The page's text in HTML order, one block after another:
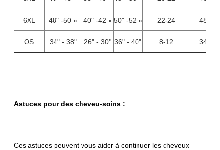
6XL 48" -50 » 40" -42 » 50" -52 » 22-24 48-50
OS 34" - 38" 26" - 30" 36" - 40" 8-12 34-38
Astuces pour des cheveu-soins :
Ces astuces peuvent vous aider à continuer les cheveux